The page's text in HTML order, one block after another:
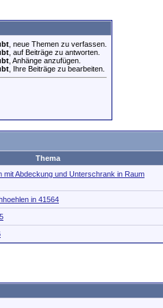
, neue Themen zu verfassen.
, auf Beiträge zu antworten.
, Anhänge anzufügen.
, Ihre Beiträge zu bearbeiten.
Thema
mit Abdeckung und Unterschrank in Raum
in 41564